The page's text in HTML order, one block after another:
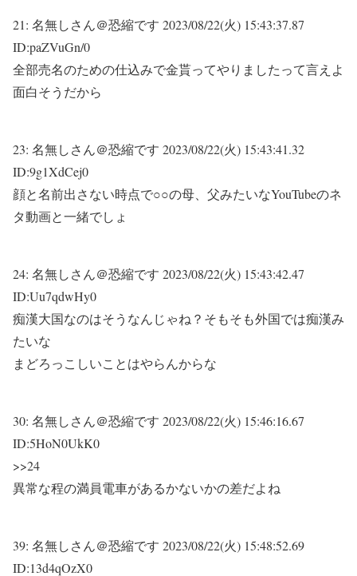
21: 名無しさん＠恐縮です 2023/08/22(火) 15:43:37.87
ID:paZVuGn/0
全部売名のための仕込みで金貰ってやりましたって言えよ
面白そうだから
23: 名無しさん＠恐縮です 2023/08/22(火) 15:43:41.32
ID:9g1XdCej0
顔と名前出さない時点で○○の母、父みたいなYouTubeのネ
タ動画と一緒でしょ
24: 名無しさん＠恐縮です 2023/08/22(火) 15:43:42.47
ID:Uu7qdwHy0
痴漢大国なのはそうなんじゃね？そもそも外国では痴漢み
たいな
まどろっこしいことはやらんからな
30: 名無しさん＠恐縮です 2023/08/22(火) 15:46:16.67
ID:5HoN0UkK0
>>24
異常な程の満員電車があるかないかの差だよね
39: 名無しさん＠恐縮です 2023/08/22(火) 15:48:52.69
ID:13d4qOzX0